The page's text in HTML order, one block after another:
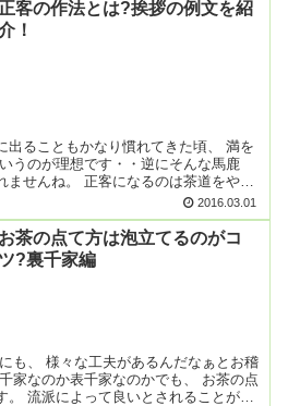
正客の作法とは?挨拶の例文を紹
！
出ることもかなり慣れてきた頃、 満を
うのが理想です・・逆にそんな馬鹿
ませんね。 正客になるのは茶道をやっ
正客の作法と挨拶をきちんと押...2016.03.01
お茶の点て方は泡立てるのがコ
ツ?裏千家編
も、 様々な工夫があるんだなぁとお稽
家なのか表千家なのかでも、 お茶の点
流派によって良いとされることが異